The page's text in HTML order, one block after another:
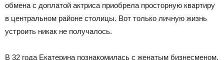
обмена с доплатой актриса приобрела просторную квартиру
в центральном районе столицы. Вот только личную жизнь
устроить никак не получалось.
В 32 года Екатерина познакомилась с женатым бизнесменом.